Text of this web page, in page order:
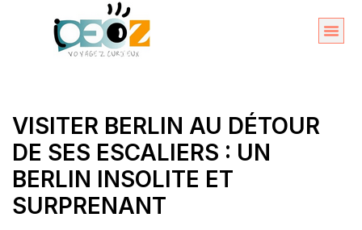
VISITER BERLIN AU DÉTOUR
DE SES ESCALIERS : UN
BERLIN INSOLITE ET
SURPRENANT